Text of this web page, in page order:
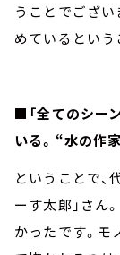
うことでござい
めているという
■「全てのシー
いる。“水の作
ということで、
ーす太郎」さん
かったです。モ